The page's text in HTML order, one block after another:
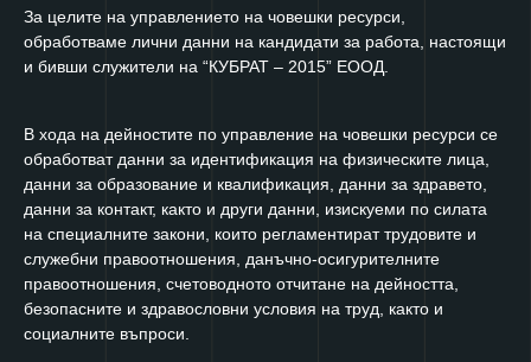
За целите на управлението на човешки ресурси,
обработваме лични данни на кандидати за работа, настоящи
и бивши служители на “КУБРАТ – 2015” ЕООД.
В хода на дейностите по управление на човешки ресурси се
обработват данни за идентификация на физическите лица,
данни за образование и квалификация, данни за здравето,
данни за контакт, както и други данни, изискуеми по силата
на специалните закони, които регламентират трудовите и
служебни правоотношения, данъчно-осигурителните
правоотношения, счетоводното отчитане на дейността,
безопасните и здравословни условия на труд, както и
социалните въпроси.